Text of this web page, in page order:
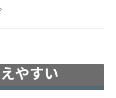
やすい